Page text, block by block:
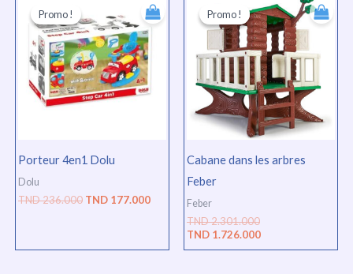
Promo !
Porteur 4en1 Dolu
Promo !
Dolu
TND236.000
initial
était :
TND
236.000.
TND 177.000
prix
actuel
Promo !
Cabane dans les arbres
Feber
Promo !
Feber
TND2.301.000
prix
initial
était :
TND
2.301.000.
TND 1.726.000
prix
actuel
est :
TND
1.726.000.